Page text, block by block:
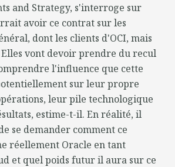
and Strategy, s'interroge sur
avoir ce contrat sur les
dont les clients d'OCI, mais
Elles vont devoir prendre du recul
l'influence que cette
sur leur propre
leur pile technologique
estime-t-il. En réalité, il
se demander comment ce
réellement Oracle en tant
et quel poids futur il aura sur ce